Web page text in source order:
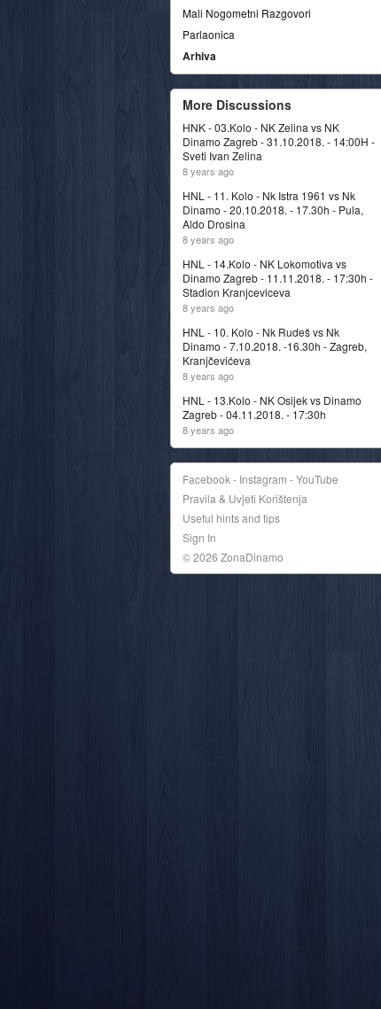
Mali Nogometni Razgovori
Parlaonica
Arhiva
More Discussions
HNK - 03.Kolo - NK Zelina vs NK
Dinamo Zagreb - 31.10.2018. - 14:00H -
Sveti Ivan Zelina
8 years ago
HNL - 11. Kolo - Nk Istra 1961 vs Nk
Dinamo - 20.10.2018. - 17.30h - Pula,
Aldo Drosina
8 years ago
HNL - 14.Kolo - NK Lokomotiva vs
Dinamo Zagreb - 11.11.2018. - 17:30h -
Stadion Kranjceviceva
8 years ago
HNL - 10. Kolo - Nk Rudeš vs Nk
Dinamo - 7.10.2018. -16.30h - Zagreb,
Kranjčevićeva
8 years ago
HNL - 13.Kolo - NK Osijek vs Dinamo
Zagreb - 04.11.2018. - 17:30h
8 years ago
Facebook - Instagram - YouTube
Pravila & Uvjeti Korištenja
Useful hints and tips
Sign In
© 2026 ZonaDinamo